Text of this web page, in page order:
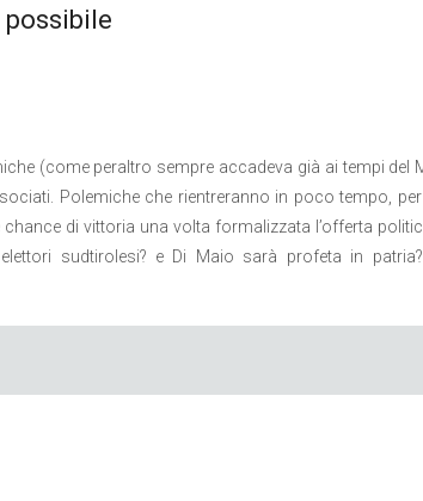
(come peraltro sempre accadeva già ai tempi del
Polemiche che rientreranno in poco tempo,
di vittoria una volta formalizzata l’offerta
sudtirolesi? e Di Maio sarà profeta in